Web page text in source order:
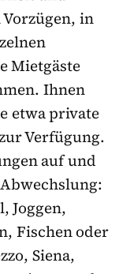
in
Mietgäste
Ihnen
etwa private
Verfügung.
auf und
Joggen,
Fischen oder
Siena,